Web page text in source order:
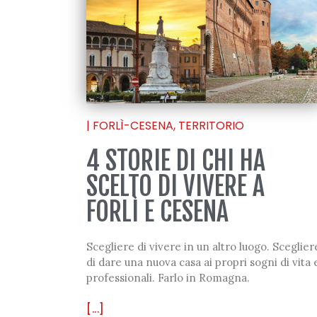
| FORLÌ-CESENA, TERRITORIO
4 STORIE DI CHI HA
SCELTO DI VIVERE A
FORLÌ E CESENA
Scegliere di vivere in un altro luogo.
di dare una nuova casa ai propri sogni di vita
professionali. Farlo in Romagna.
[...]